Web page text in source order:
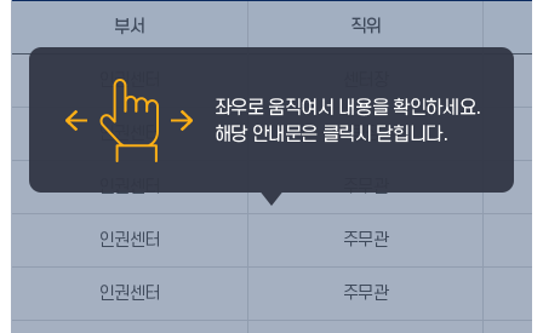
부서 직위
인권센터
인권센터 팀장
인권센터 주무관
인권센터 주무관